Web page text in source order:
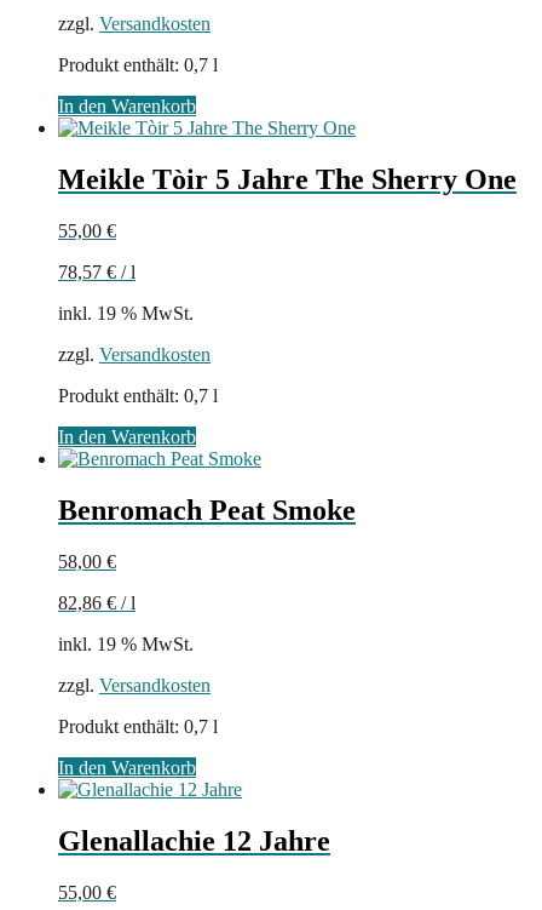
zzgl. Versandkosten
Produkt enthält: 0,7 l
In den Warenkorb
Meikle Tòir 5 Jahre The Sherry One
55,00 €
78,57 € /l
inkl. 19 % MwSt.
zzgl. Versandkosten
Produkt enthält: 0,7 l
In den Warenkorb
Benromach Peat Smoke
58,00 €
82,86 € /l
inkl. 19 % MwSt.
zzgl. Versandkosten
Produkt enthält: 0,7 l
In den Warenkorb
Glenallachie 12 Jahre
55,00 €